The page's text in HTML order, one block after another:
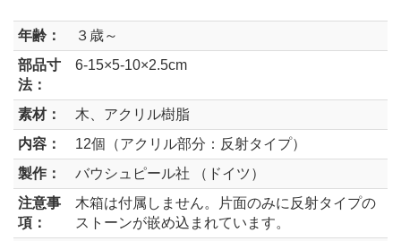
年齢：
３歳～
部品寸
法：
6-15×5-10×2.5cm
素材：
木、アクリル樹脂
内容：
12個（アクリル部分：反射タイプ）
製作：
バウシュピール社 （ドイツ）
注意事
項：
木箱は付属しません。片面のみに反射タイプの
ストーンが嵌め込まれています。